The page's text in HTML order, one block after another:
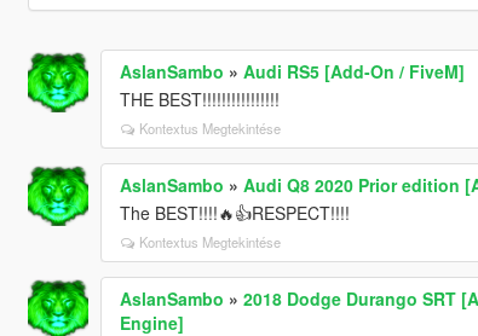
AslanSambo » Audi RS5 [Add-On / FiveM]
THE BEST!!!!!!!!!!!!!!!!
Kontextus Megtekintése
AslanSambo » Audi Q8 2020 Prior edition
The BEST!!!!🔥👍RESPECT!!!!
Kontextus Megtekintése
AslanSambo » 2018 Dodge Durango SRT
Engine]